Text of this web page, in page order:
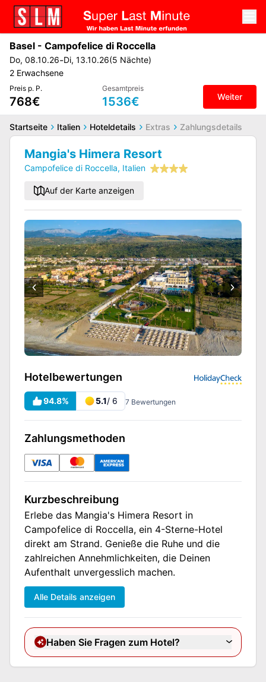
Basel - Campofelice di Roccella
Do, 08.10.26-Di, 13.10.26(5 Nächte)
2 Erwachsene
Preis p. P.
768€
Gesamtpreis
1536€ Weiter
Startseite Italien Hoteldetails Extras Zahlungsdetails
Mangia's Himera Resort
Campofelice di Roccella, Italien
Auf der Karte anzeigen
Hotelbewertungen
94.8% 5.1/ 6 7 Bewertungen
Zahlungsmethoden
Kurzbeschreibung
Erlebe das Mangia's Himera Resort in
Campofelice di Roccella, ein 4-Sterne-Hotel
direkt am Strand. Genieße die Ruhe und die
zahlreichen Annehmlichkeiten, die Deinen
Aufenthalt unvergesslich machen.
Alle Details anzeigen
Haben Sie Fragen zum Hotel?